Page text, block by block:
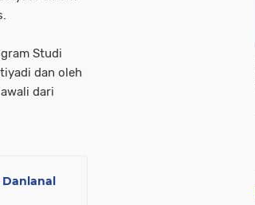
Studi
dan oleh
dari